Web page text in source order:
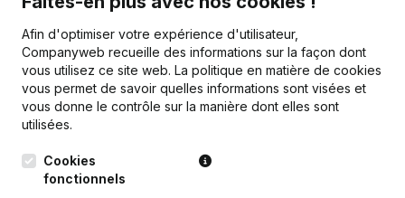
Personnel 1,1 1,7
Publicationsde Algemene Bouwonderneming
Cuypers Kristof
Date
Afin d'optimiser votre expérience d'utilisateur,
Companyweb recueille des informations sur la façon dont
vous utilisez ce site web. La politique en matière de cookies
vous permet de savoir quelles informations sont visées et
vous donne le contrôle sur la manière dont elles sont
utilisées.
Cookies
fonctionnels